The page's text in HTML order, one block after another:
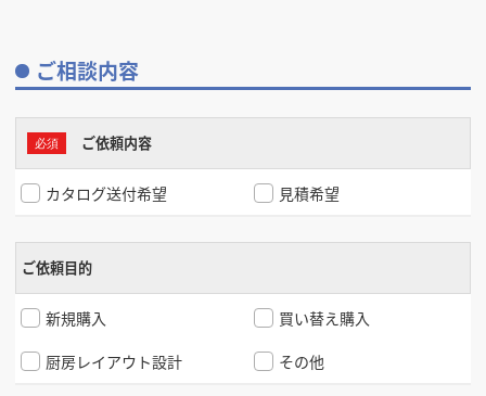
店舗開業・改装をご検討中の方へ
ご相談内容
ご依頼内容
カタログ送付希望 見積希望
ご依頼目的
新規購入
買い替え購入
厨房レイアウト設計
その他